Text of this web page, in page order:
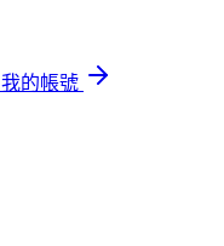
我的帳號